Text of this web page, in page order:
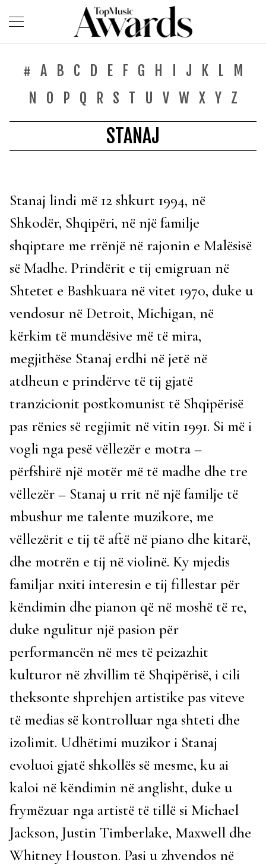
# A B C D E F G H J K L
M
N
O P Q R S T U V W X Y Z
STANAJ
Stanaj lindi më 12 shkurt 1994, në
Shkodër, Shqipëri, në një familje
shqiptare me rrënjë në rajonin e Malësisë
së Madhe. Prindërit e tij emigruan në
Shtetet e Bashkuara në vitet 1970, duke u
vendosur në Detroit, Michigan, në
kërkim të mundësive më të mira,
megjithëse Stanaj erdhi në jetë në
atdheun e prindërve të tij gjatë
tranzicionit postkomunist të Shqipërisë
pas rënies së regjimit në vitin 1991. Si më i
vogli nga pesë vëllezër e motra –
përfshirë një motër më të madhe dhe tre
vëllezër – Stanaj u rrit në një familje të
mbushur me talente muzikore, me
vëllezërit e tij të aftë në piano dhe kitarë,
dhe motrën e tij në violinë. Ky mjedis
familjar nxiti interesin e tij fillestar për
këndimin dhe pianon që në moshë të re,
duke ngulitur një pasion për
performancën në mes të peizazhit
kulturor në zhvillim të Shqipërisë, i cili
theksonte shprehjen artistike pas viteve
të medias së kontrolluar nga shteti dhe
izolimit. Udhëtimi muzikor i Stanaj
evoluoi gjatë shkollës së mesme, ku ai
kaloi në këndimin në anglisht, duke u
frymëzuar nga artistë të tillë si Michael
Jackson, Justin Timberlake, Maxwell dhe
Whitney Houston. Pasi u zhvendos në